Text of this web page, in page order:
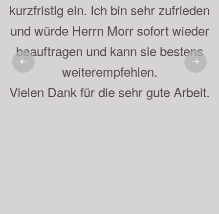
und sieht immer noch sehr gut aus.